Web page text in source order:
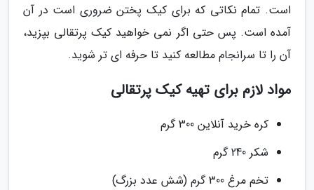
است. تمام نکاتی که برای کیک پختن ضروری است در آن
آمده است. پس حتی اگر نمی خواهید کیک پرتقالی بپزید،
آن را تا سرانجام مطالعه کنید تا حرفه ای تر شوید.
مواد لازم برای تهیه کیک پرتقالی
کره خرید آنلاین 300 گرم
شکر 240 گرم
تخم مرغ 300 گرم (شش عدد بزرگ)